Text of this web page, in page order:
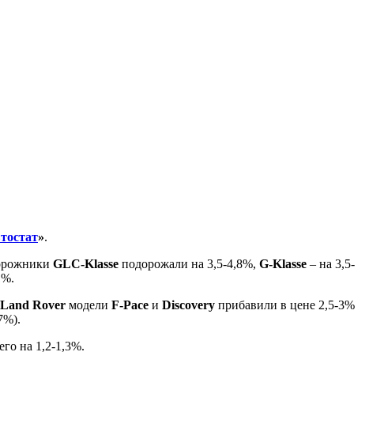
».
GLC-Klasse подорожали на 3,5-4,8%, G-Klasse – на 3,5-
Land Rover модели F-Pace и Discovery прибавили в цене 2,5-3%
на 1,2-1,3%.